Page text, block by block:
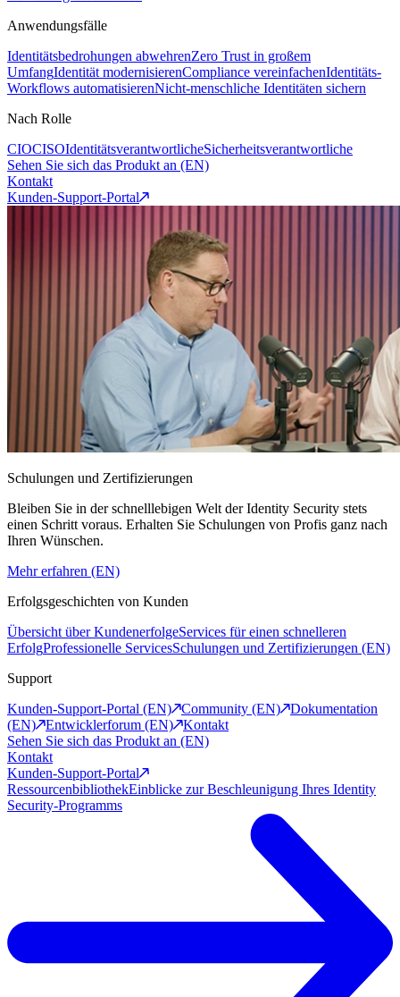
Anwendungsfälle
Identitätsbedrohungen abwehrenZero Trust in großem
UmfangIdentität modernisierenCompliance vereinfachenIdentitäts-
Workflows automatisierenNicht-menschliche Identitäten sichern
Nach Rolle
CIOCISOIdentitätsverantwortlicheSicherheitsverantwortliche
Sehen Sie sich das Produkt an (EN)
Kontakt
Kunden-Support-Portal
Schulungen und Zertifizierungen
Bleiben Sie in der schnelllebigen Welt der Identity Security stets
einen Schritt voraus. Erhalten Sie Schulungen von Profis ganz nach
Ihren Wünschen.
Mehr erfahren (EN)
Erfolgsgeschichten von Kunden
Übersicht über KundenerfolgeServices für einen schnelleren
ErfolgProfessionelle ServicesSchulungen und Zertifizierungen (EN)
Support
Kunden-Support-Portal (EN)
Community (EN)
Dokumentation
(EN)
Entwicklerforum (EN)
Kontakt
Sehen Sie sich das Produkt an (EN)
Kontakt
Kunden-Support-Portal
RessourcenbibliothekEinblicke zur Beschleunigung Ihres Identity
Security-Programms